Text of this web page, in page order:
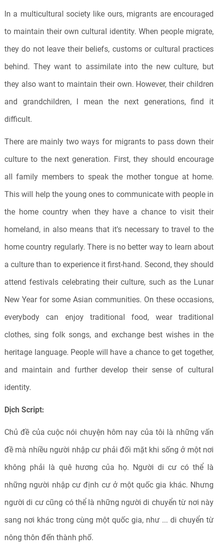
In a multicultural society like ours, migrants are encouraged
to maintain their own cultural identity. When people migrate,
they do not leave their beliefs, customs or cultural practices
behind. They want to assimilate into the new culture, but
they also want to maintain their own. However, their children
and grandchildren, I mean the next generations, find it
difficult.
There are mainly two ways for migrants to pass down their
culture to the next generation. First, they should encourage
all family members to speak the mother tongue at home.
This will help the young ones to communicate with people in
the home country when they have a chance to visit their
homeland, in also means that it's necessary to travel to the
home country regularly. There is no better way to learn about
a culture than to experience it first-hand. Second, they should
attend festivals celebrating their culture, such as the Lunar
New Year for some Asian communities. On these occasions,
everybody can enjoy traditional food, wear traditional
clothes, sing folk songs, and exchange best wishes in the
heritage language. People will have a chance to get together,
and maintain and further develop their sense of cultural
identity.
Dịch Script:
Chủ đề của cuộc nói chuyện hôm nay của tôi là những vấn
đề mà nhiều người nhập cư phải đối mặt khi sống ở một nơi
không phải là quê hương của họ. Người di cư có thể là
những người nhập cư định cư ở một quốc gia khác. Nhưng
người di cư cũng có thể là những người di chuyển từ nơi này
sang nơi khác trong cùng một quốc gia, như ... di chuyển từ
nông thôn đến thành phố.